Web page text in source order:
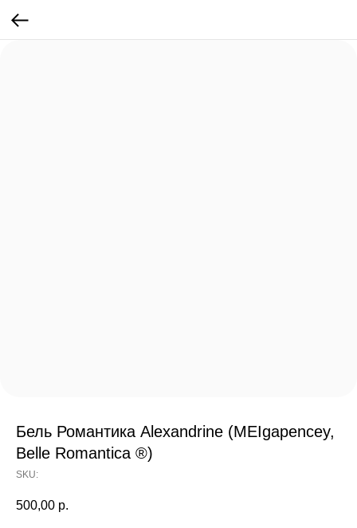
Бель Романтика Alexandrine (MEIgapencey,
Belle Romantica ®)
SKU:
500,00 р.